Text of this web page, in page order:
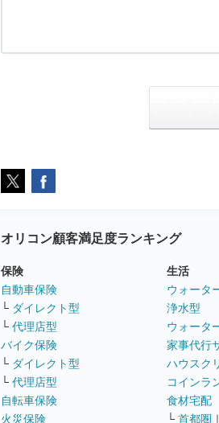
オリコン顧客満足度ランキング
保険
自動車保険
└ ダイレクト型
└ 代理店型
バイク保険
└ ダイレクト型
└ 代理店型
自転車保険
火災保険
生活
ウォータ
浄水型
ウォータ
家事代行
ハウスク
コインラ
食材宅配
└ 首都圏 ｜